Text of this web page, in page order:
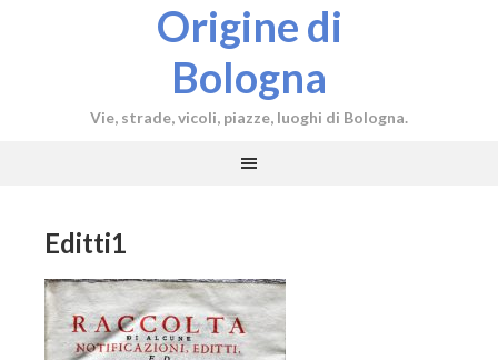
Origine di
Bologna
Vie, strade, vicoli, piazze, luoghi di Bologna.
Editti1